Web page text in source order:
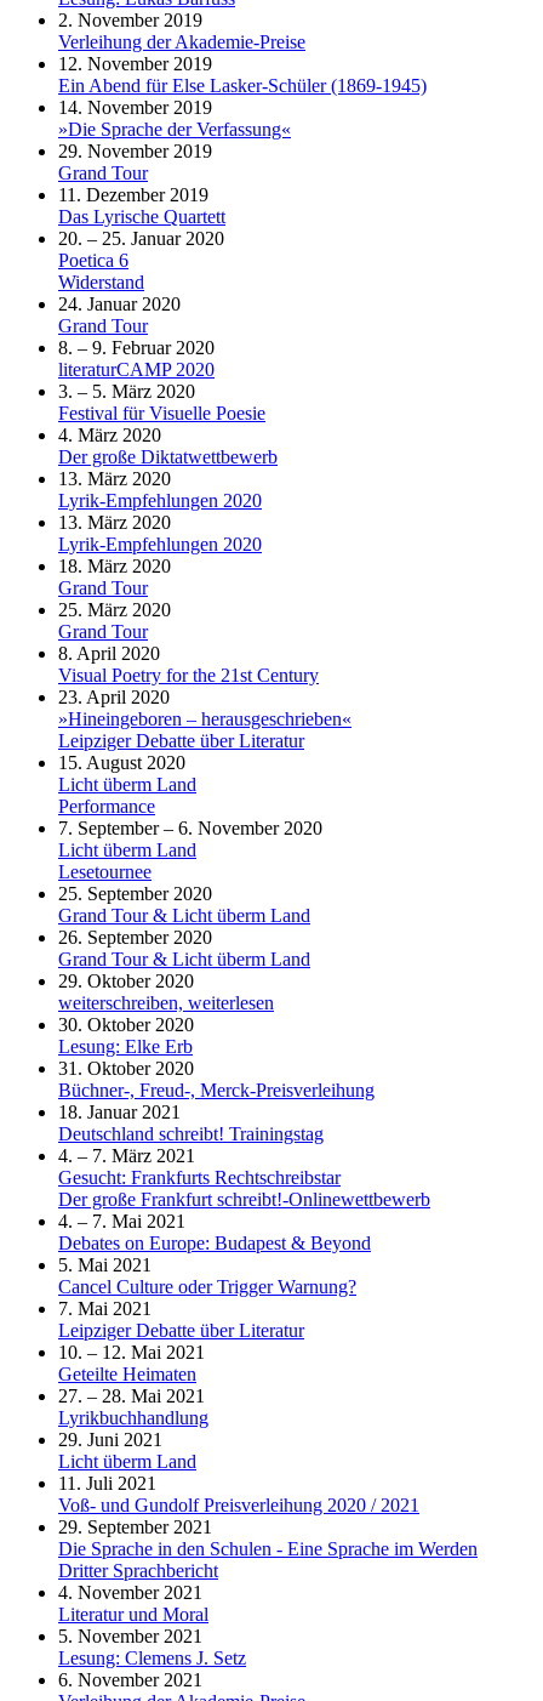
2. November 2019
Verleihung der Akademie-Preise
12. November 2019
Ein Abend für Else Lasker-Schüler (1869-1945)
14. November 2019
»Die Sprache der Verfassung«
29. November 2019
Grand Tour
11. Dezember 2019
Das Lyrische Quartett
20. – 25. Januar 2020
Poetica 6
Widerstand
24. Januar 2020
Grand Tour
8. – 9. Februar 2020
literaturCAMP 2020
3. – 5. März 2020
Festival für Visuelle Poesie
4. März 2020
Der große Diktatwettbewerb
13. März 2020
Lyrik-Empfehlungen 2020
13. März 2020
Lyrik-Empfehlungen 2020
18. März 2020
Grand Tour
25. März 2020
Grand Tour
8. April 2020
Visual Poetry for the 21st Century
23. April 2020
»Hineingeboren – herausgeschrieben«
Leipziger Debatte über Literatur
15. August 2020
Licht überm Land
Performance
7. September – 6. November 2020
Licht überm Land
Lesetournee
25. September 2020
Grand Tour & Licht überm Land
26. September 2020
Grand Tour & Licht überm Land
29. Oktober 2020
weiterschreiben, weiterlesen
30. Oktober 2020
Lesung: Elke Erb
31. Oktober 2020
Büchner-, Freud-, Merck-Preisverleihung
18. Januar 2021
Deutschland schreibt! Trainingstag
4. – 7. März 2021
Gesucht: Frankfurts Rechtschreibstar
Der große Frankfurt schreibt!-Onlinewettbewerb
4. – 7. Mai 2021
Debates on Europe: Budapest & Beyond
5. Mai 2021
Cancel Culture oder Trigger Warnung?
7. Mai 2021
Leipziger Debatte über Literatur
10. – 12. Mai 2021
Geteilte Heimaten
27. – 28. Mai 2021
Lyrikbuchhandlung
29. Juni 2021
Licht überm Land
11. Juli 2021
Voß- und Gundolf Preisverleihung 2020 / 2021
29. September 2021
Die Sprache in den Schulen - Eine Sprache im Werden
Dritter Sprachbericht
4. November 2021
Literatur und Moral
5. November 2021
Lesung: Clemens J. Setz
6. November 2021